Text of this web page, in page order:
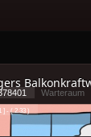
Warteraum
] - ( 2.33 )